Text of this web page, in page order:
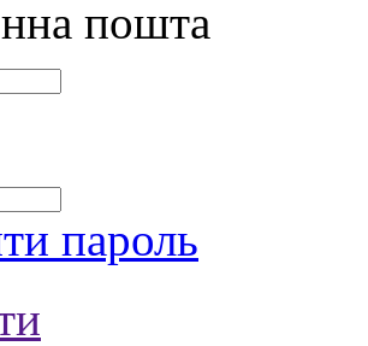
пошта
пароль